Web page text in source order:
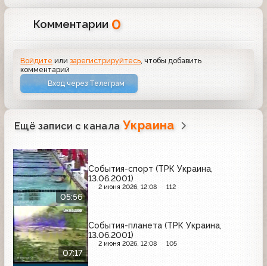
Комментарии 0
Войдите илизарегистрируйтесь , чтобы добавить
комментарий
Вход через Телеграм
Ещё записи с канала Украина
05:56
События-спорт (ТРК Украина,
13.06.2001)
2 июня 2026, 12:08 112
07:17
События-планета (ТРК Украина,
13.06.2001)
2 июня 2026, 12:08 105